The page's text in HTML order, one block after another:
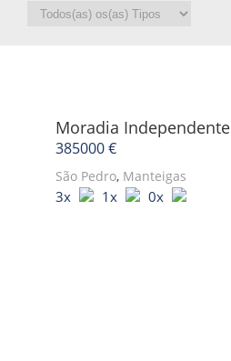
Moradia Independente
385000 €
São Pedro, Manteigas
3x 1x 0x